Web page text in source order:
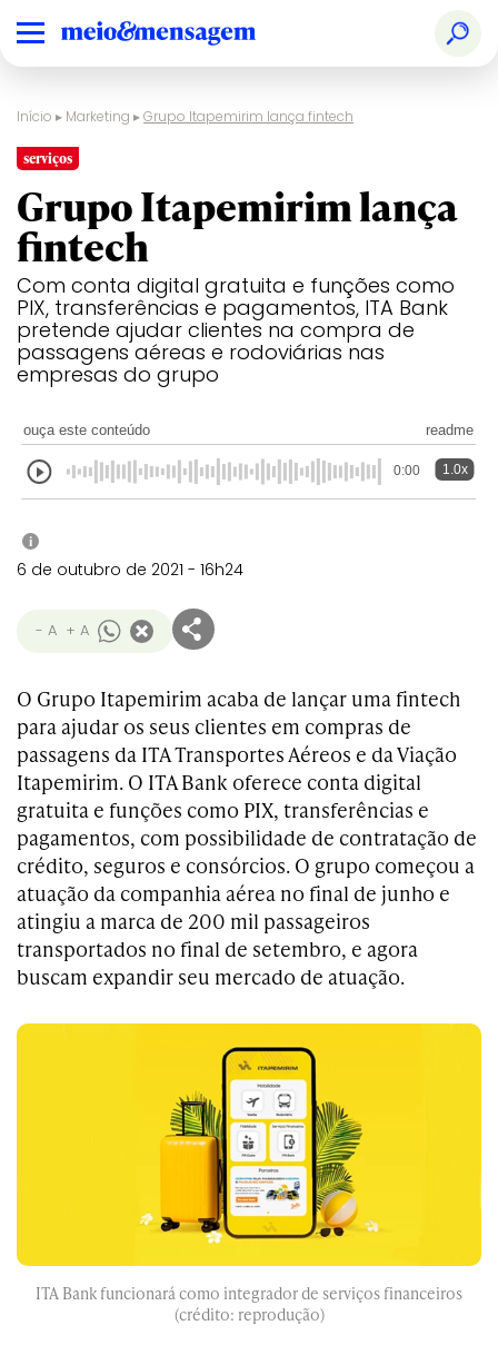
Início ▸ Marketing ▸Grupo Itapemirim lança fintech
serviços
Grupo Itapemirim lança
fintech
Com conta digital gratuita e funções como
PIX, transferências e pagamentos, ITA Bank
pretende ajudar clientes na compra de
passagens aéreas e rodoviárias nas
empresas do grupo
ouça este conteúdo readme
0:00 1.0x
i
6 de outubro de 2021 - 16h24
- A + A
O Grupo Itapemirim acaba de lançar uma fintech
para ajudar os seus clientes em compras de
passagens da ITA Transportes Aéreos e da Viação
Itapemirim. O ITA Bank oferece conta digital
gratuita e funções como PIX, transferências e
pagamentos, com possibilidade de contratação de
crédito, seguros e consórcios. O grupo começou a
atuação da companhia aérea no final de junho e
atingiu a marca de 200 mil passageiros
transportados no final de setembro, e agora
buscam expandir seu mercado de atuação.
ITA Bank funcionará como integrador de serviços financeiros
(crédito: reprodução)